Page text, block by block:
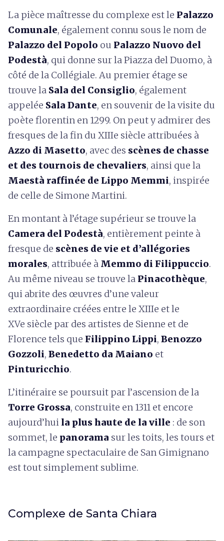
La pièce maîtresse du complexe est le Palazzo
Comunale, également connu sous le nom de
Palazzo del Popolo ou Palazzo Nuovo del
Podestà, qui donne sur la Piazza del Duomo, à
côté de la Collégiale. Au premier étage se
trouve la Sala del Consiglio, également
appelée Sala Dante, en souvenir de la visite du
poète florentin en 1299. On peut y admirer des
fresques de la fin du XIIIe siècle attribuées à
Azzo di Masetto, avec des scènes de chasse
et des tournois de chevaliers, ainsi que la
Maestà raffinée de Lippo Memmi, inspirée
de celle de Simone Martini.
En montant à l’étage supérieur se trouve la
Camera del Podestà, entièrement peinte à
fresque de scènes de vie et d’allégories
morales, attribuée à Memmo di Filippuccio.
Au même niveau se trouve la Pinacothèque,
qui abrite des œuvres d’une valeur
extraordinaire créées entre le XIIIe et le
XVe siècle par des artistes de Sienne et de
Florence tels que Filippino Lippi, Benozzo
Gozzoli, Benedetto da Maiano et
Pinturicchio.
L’itinéraire se poursuit par l’ascension de la
Torre Grossa, construite en 1311 et encore
aujourd’huila plus haute de la ville : de son
sommet, le panorama sur les toits, les tours et
la campagne spectaculaire de San Gimignano
est tout simplement sublime.
Complexe de Santa Chiara